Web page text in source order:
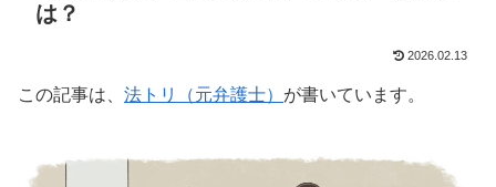
は？
2026.02.13
この記事は、 法トリ（元弁護士） が書いています。